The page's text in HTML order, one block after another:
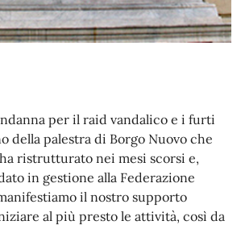
per il raid vandalico e i furti
della palestra di Borgo Nuovo che
ristrutturato nei mesi scorsi e,
in gestione alla Federazione
il nostro supporto
al più presto le attività, così da